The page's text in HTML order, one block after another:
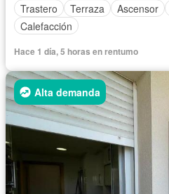
Trastero
Terraza Ascensor
Calefacción
Hace 1 día, 5 horas en rentumo
Alta demanda